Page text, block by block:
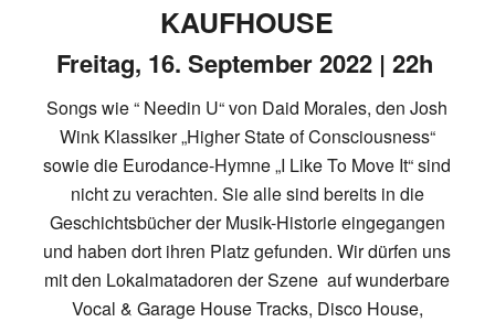
KAUFHOUSE
Freitag, 16. September 2022 | 22h
Songs wie “ Needin U“ von Daid Morales, den Josh
Wink Klassiker „Higher State of Consciousness“
sowie die Eurodance-Hymne „I Like To Move It“ sind
nicht zu verachten. Sie alle sind bereits in die
Geschichtsbücher der Musik-Historie eingegangen
und haben dort ihren Platz gefunden. Wir dürfen uns
mit den Lokalmatadoren der Szene auf wunderbare
Vocal & Garage House Tracks, Disco House,